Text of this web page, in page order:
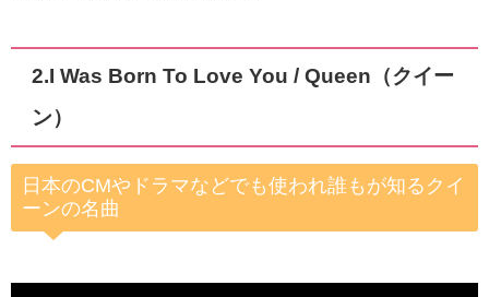
2.I Was Born To Love You / Queen（クイー
ン）
日本のCMやドラマなどでも使われ誰もが知るクイ
ーンの名曲